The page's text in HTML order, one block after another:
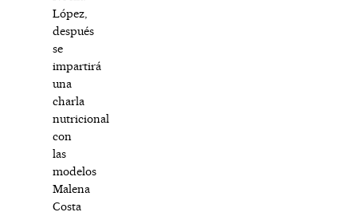
López,
después
se
impartirá
una
charla
nutricional
con
las
modelos
Malena
Costa